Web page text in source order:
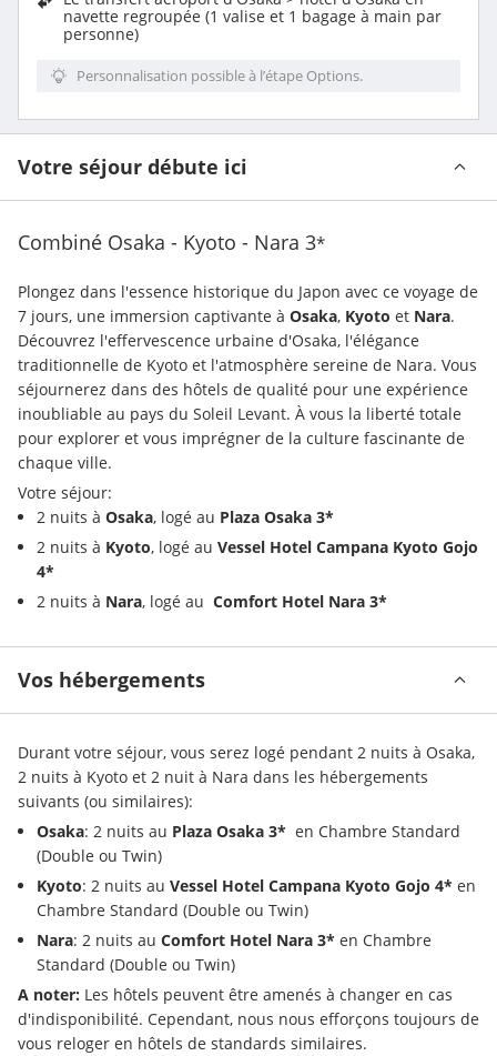
navette regroupée (1 valise et 1 bagage à main par
personne)
Personnalisation possible à l’étape Options.
Votre séjour débute ici
Combiné Osaka - Kyoto - Nara 3*
Plongez dans l'essence historique du Japon avec ce voyage de
7 jours, une immersion captivante à Osaka, Kyoto et Nara.
Découvrez l'effervescence urbaine d'Osaka, l'élégance
traditionnelle de Kyoto et l'atmosphère sereine de Nara. Vous
séjournerez dans des hôtels de qualité pour une expérience
inoubliable au pays du Soleil Levant. À vous la liberté totale
pour explorer et vous imprégner de la culture fascinante de
chaque ville.
Votre séjour:
2 nuits à Osaka, logé au Plaza Osaka 3*
2 nuits à Kyoto, logé au Vessel Hotel Campana Kyoto Gojo
4*
2 nuits à Nara, logé au Comfort Hotel Nara 3*
Vos hébergements
Durant votre séjour, vous serez logé pendant 2 nuits à Osaka,
2 nuits à Kyoto et 2 nuit à Nara dans les hébergements
suivants (ou similaires):
Osaka: 2 nuits au Plaza Osaka 3* en Chambre Standard
(Double ou Twin)
Kyoto: 2 nuits au Vessel Hotel Campana Kyoto Gojo 4* en
Chambre Standard (Double ou Twin)
Nara: 2 nuits au Comfort Hotel Nara 3* en Chambre
Standard (Double ou Twin)
A noter: Les hôtels peuvent être amenés à changer en cas
d'indisponibilité. Cependant, nous nous efforçons toujours de
vous reloger en hôtels de standards similaires.